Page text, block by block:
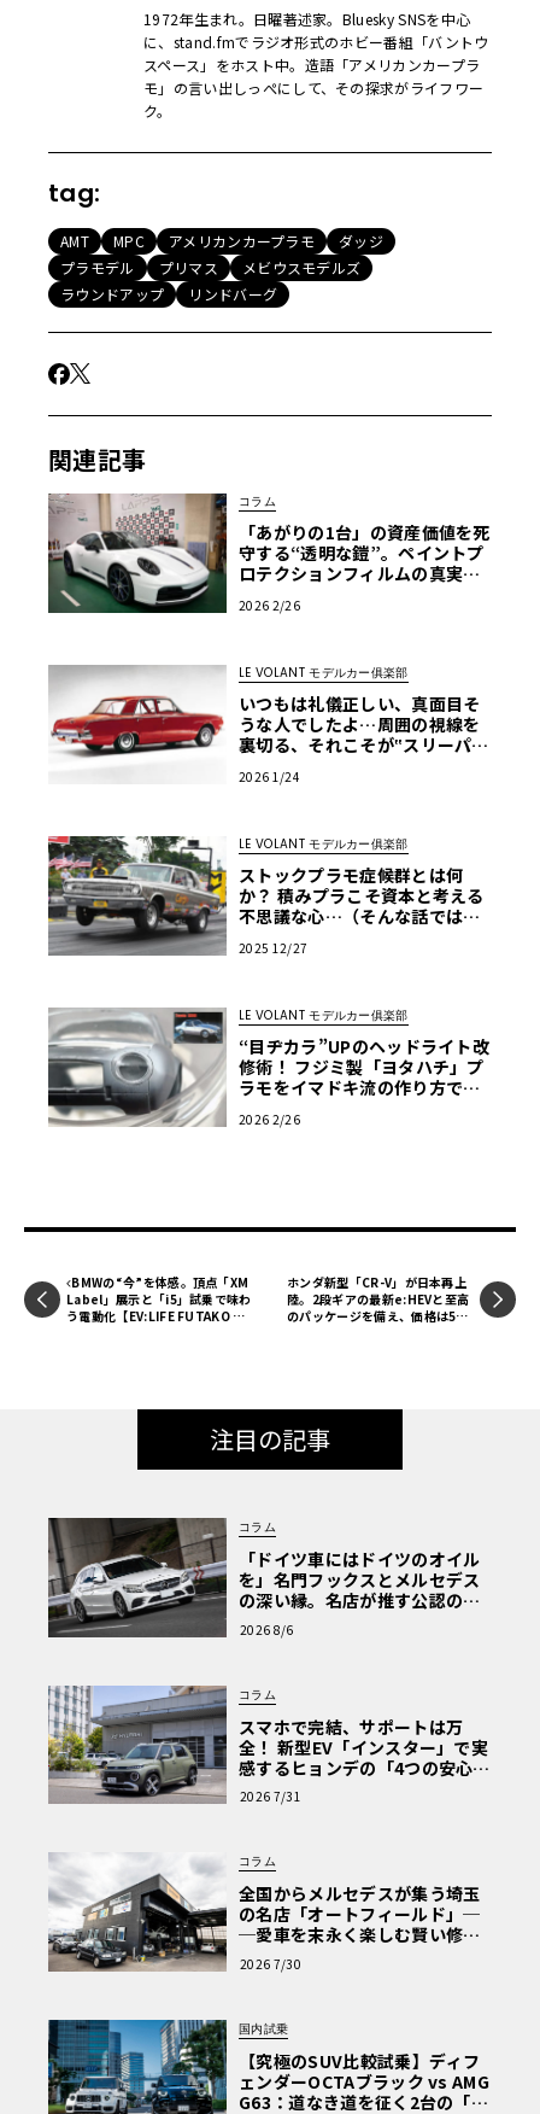
1972年生まれ。日曜著述家。Bluesky SNSを中心
に、stand.fmでラジオ形式のホビー番組「バントウ
スペース」をホスト中。造語「アメリカンカープラ
モ」の言い出しっぺにして、その探求がライフワー
ク。
tag:
AMT MPC アメリカンカープラモ
ダッジ
プラモデル
プリマス
メビウスモデルズ
ラウンドアップ
リンドバーグ
関連記事
コラム
「あがりの1台」の資産価値を死
守する“透明な鎧”。ペイントプ
ロテクションフィルムの真実
「正解」
2026 2/26
LE VOLANT モデルカー俱楽部
いつもは礼儀正しい、真面目そ
うな人でしたよ…周囲の視線を
裏切る、それこそが‟スリーパ
クロニクル】第58回
2026 1/24
LE VOLANT モデルカー俱楽部
ストックプラモ症候群とは何
か？ 積みプラこそ資本と考える
不思議な心…（そんな話ではな
クロニクル】第57回
2025 12/27
LE VOLANT モデルカー俱楽部
“目ヂカラ”UPのヘッドライト改
修術！ フジミ製「ヨタハチ」プ
ラモをイマドキ流の作り方で仕
ANT モデルカー俱楽部】
2026 2/26
BMWの“今”を体感。頂点「XM
Label」展示と「i5」試乗で味わ
う電動化【EV:LIFE FUTAKO TA
ホンダ新型「CR-V」が日本再上
陸。2段ギアの最新e:HEVと至高
のパッケージを備え、価格は512
注目の記事
コラム
「ドイツ車にはドイツのオイル
を」名門フックスとメルセデス
の深い縁。名店が推す公認の安
心と、Cクラスで味わうシルキー
な走り〈PR〉
2026 8/6
コラム
スマホで完結、サポートは万
全！ 新型EV「インスター」で実
感するヒョンデの「4つの安心」
【第1回・ヒョンデ6つの疑問：
Why? Hyundai?】〈PR〉
2026 7/31
コラム
全国からメルセデスが集う埼玉
の名店「オートフィールド」─
─愛車を末永く楽しむ賢い修理
術と、プロがフックス製オイル
を選ぶ理由〈PR〉
2026 7/30
国内試乗
【究極のSUV比較試乗】ディフ
ェンダーOCTAブラック vs AMG
G63：道なき道を征く2台の「対